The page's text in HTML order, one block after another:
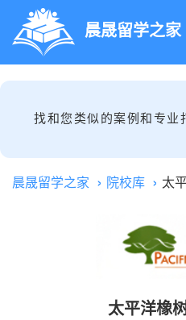
晨晟留学之家
找和您类似的案例和专业
晨晟留学之家 院校库 太
太平洋橡